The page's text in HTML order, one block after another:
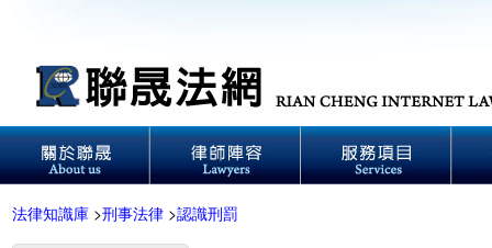
法律知識庫 >刑事法律 >認識刑罰